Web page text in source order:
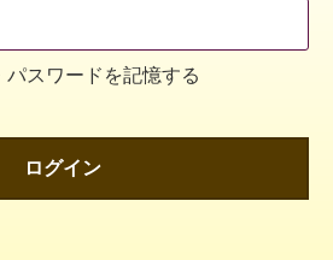
パスワードを記憶する
ログイン